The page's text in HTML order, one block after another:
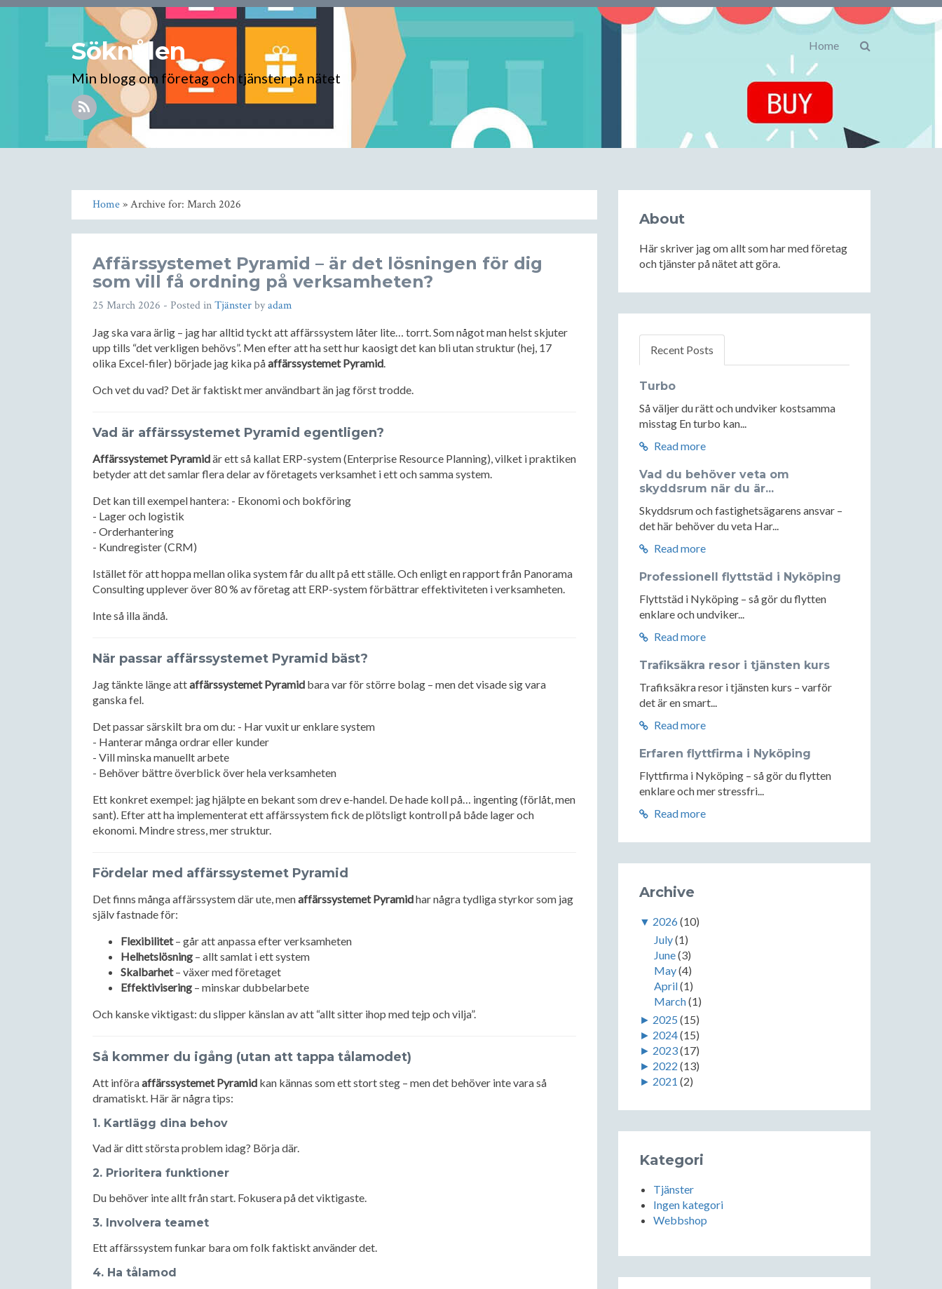
Söknålen
Min blogg om företag och tjänster på nätet
Home
Home» Archive for: March 2026
Affärssystemet Pyramid – är det lösningen för dig
som vill få ordning på verksamheten?
25 March 2026 - Posted inTjänsterbyadam
Jag ska vara ärlig – jag har alltid tyckt att affärssystem låter lite… torrt. Som något man helst skjuter
upp tills “det verkligen behövs”. Men efter att ha sett hur kaosigt det kan bli utan struktur (hej, 17
olika Excel-filer) började jag kika påaffärssystemet Pyramid.
Och vet du vad? Det är faktiskt mer användbart än jag först trodde.
Vad är affärssystemet Pyramid egentligen?
Affärssystemet Pyramidär ett så kallat ERP-system (Enterprise Resource Planning), vilket i praktiken
betyder att det samlar flera delar av företagets verksamhet i ett och samma system.
Det kan till exempel hantera: - Ekonomi och bokföring
- Lager och logistik
- Orderhantering
- Kundregister (CRM)
Istället för att hoppa mellan olika system får du allt på ett ställe. Och enligt en rapport från Panorama
Consulting upplever över 80 % av företag att ERP-system förbättrar effektiviteten i verksamheten.
Inte så illa ändå.
När passar affärssystemet Pyramid bäst?
Jag tänkte länge attaffärssystemet Pyramid bara var för större bolag – men det visade sig vara
ganska fel.
Det passar särskilt bra om du: - Har vuxit ur enklare system
- Hanterar många ordrar eller kunder
- Vill minska manuellt arbete
- Behöver bättre överblick över hela verksamheten
Ett konkret exempel: jag hjälpte en bekant som drev e-handel. De hade koll på… ingenting (förlåt, men
sant). Efter att ha implementerat ett affärssystem fick de plötsligt kontroll på både lager och
ekonomi. Mindre stress, mer struktur.
Fördelar med affärssystemet Pyramid
Det finns många affärssystem där ute, menaffärssystemet Pyramidhar några tydliga styrkor som jag
själv fastnade för:
Flexibilitet– går att anpassa efter verksamheten
Helhetslösning – allt samlat i ett system
Skalbarhet– växer med företaget
Effektivisering – minskar dubbelarbete
Och kanske viktigast: du slipper känslan av att “allt sitter ihop med tejp och vilja”.
Så kommer du igång (utan att tappa tålamodet)
Att införaaffärssystemet Pyramid kan kännas som ett stort steg – men det behöver inte vara så
dramatiskt. Här är några tips:
1. Kartlägg dina behov
Vad är ditt största problem idag? Börja där.
2. Prioritera funktioner
Du behöver inte allt från start. Fokusera på det viktigaste.
3. Involvera teamet
Ett affärssystem funkar bara om folk faktiskt använder det.
4. Ha tålamod
About
Här skriver jag om allt som har med företag
och tjänster på nätet att göra.
Recent Posts
Turbo
Så väljer du rätt och undviker kostsamma
misstag En turbo kan...
Read more
Vad du behöver veta om
skyddsrum när du är...
Skyddsrum och fastighetsägarens ansvar –
det här behöver du veta Har...
Read more
Professionell flyttstäd i Nyköping
Flyttstäd i Nyköping – så gör du flytten
enklare och undviker...
Read more
Trafiksäkra resor i tjänsten kurs
Trafiksäkra resor i tjänsten kurs – varför
det är en smart...
Read more
Erfaren flyttfirma i Nyköping
Flyttfirma i Nyköping – så gör du flytten
enklare och mer stressfri...
Read more
Archive
▼ 2026(10)
July(1)
June(3)
May(4)
April(1)
March(1)
► 2025 (15)
► 2024(15)
► 2023(17)
► 2022 (13)
► 2021 (2)
Kategori
Tjänster
Ingen kategori
Webbshop